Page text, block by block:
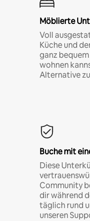
Möblierte
Voll
Küche und
ganz
wohnen
Alternative
Buche mit
Diese
Community
dir während
täglich rund
unseren